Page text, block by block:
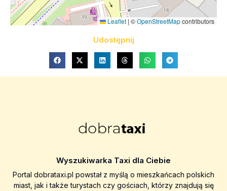
Leaflet |©OpenStreetMapcontributors
Udostępnij
Wyszukiwarka Taxi dla Ciebie
Portal dobrataxi.pl powstał z myślą o mieszkańcach polskich
miast, jak i także turystach czy gościach, którzy znajdują się